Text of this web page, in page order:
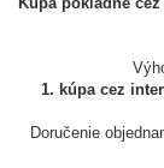
1. kúpa cez
Doručenie